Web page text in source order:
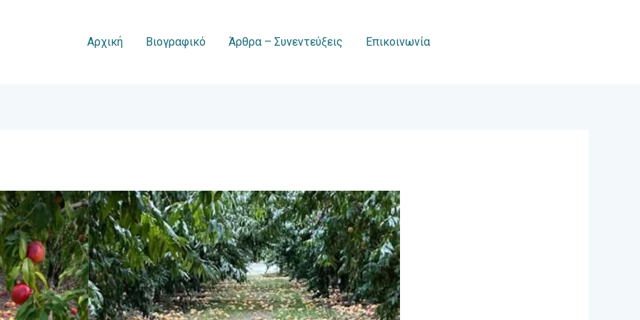
Αρχική Βιογραφικό Άρθρα – Συνεντεύξεις Επικοινωνία